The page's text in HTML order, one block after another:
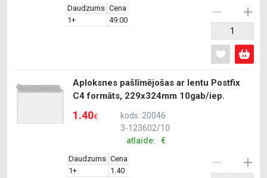
Daudzums Cena
1+
49.00
Aploksnes pašlīmējošas ar lentu Postfix
C4 formāts, 229x324mm 10gab/iep.
1.40€
kods: 20046
3-123602/10
atlaide: €
Daudzums Cena
1+
1.40